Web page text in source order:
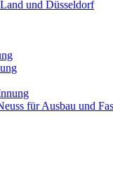
und Düsseldorf
für Ausbau und